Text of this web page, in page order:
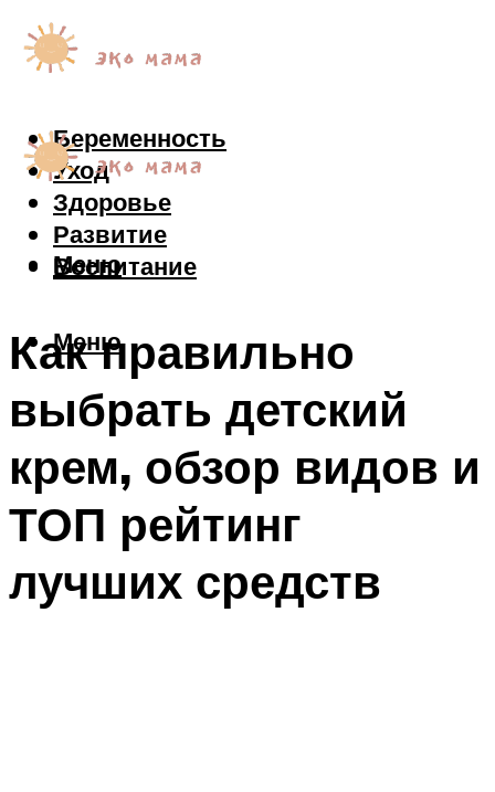
Беременность
Уход
Здоровье
Развитие
Воспитание
Меню
Меню
Как правильно
выбрать детский
крем, обзор видов и
ТОП рейтинг
лучших средств